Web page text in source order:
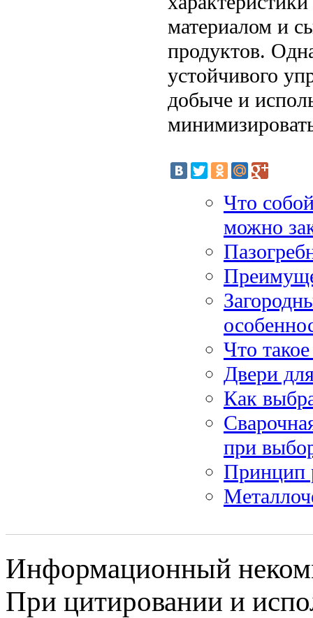
материалом и
продуктов.
устойчивого
добыче и
Что
можно
Что
Двери
Как
при
Принцип
Информационный
При цитировании и